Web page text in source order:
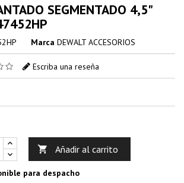
SEGMENTADO 4,5"
Marca DEWALT ACCESORIOS
Escriba una reseña
 Añadir al carrito
para despacho